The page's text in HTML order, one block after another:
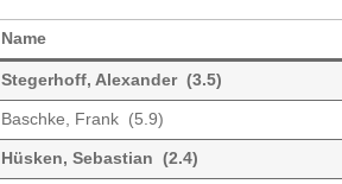
Name
Stegerhoff, Alexander (3.5)
Baschke, Frank (5.9)
Hüsken, Sebastian (2.4)